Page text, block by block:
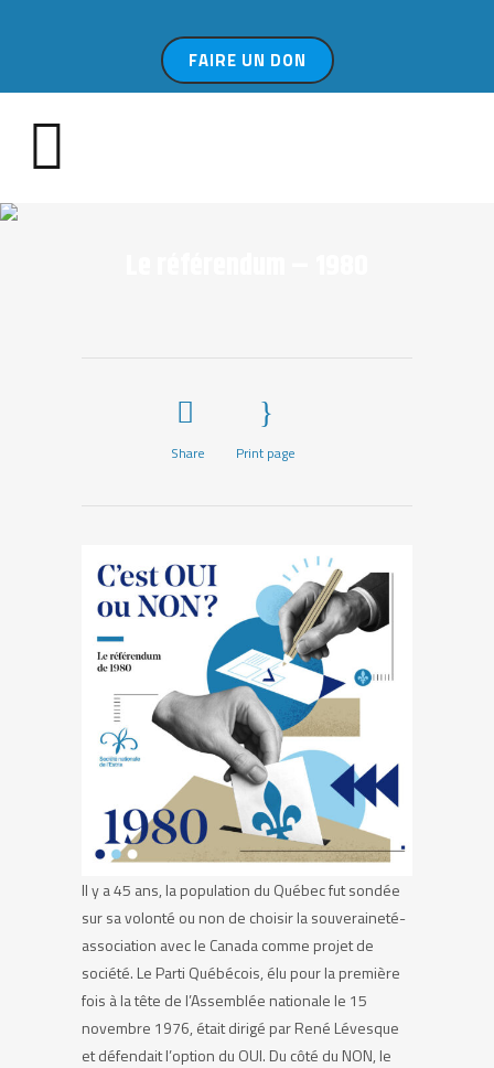
FAIRE UN DON
Share Print page
Il y a 45 ans, la population du Québec fut sondée
sur sa volonté ou non de choisir la souveraineté-
association avec le Canada comme projet de
société. Le Parti Québécois, élu pour la première
fois à la tête de l’Assemblée nationale le 15
novembre 1976, était dirigé par René Lévesque
et défendait l’option du OUI. Du côté du NON, le